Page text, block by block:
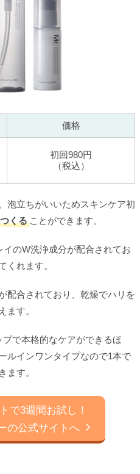
価格
初回980円
（税込）
泡立ちがいいためスキンケア初
くる ことができます。
のW洗浄成分が配合されてお
くれます。
配合されており、乾燥でハリを
ます。
で本格的なケアができるほ
ルインワンタイプなので1本で
ます。
で3週間お試し！
の公式サイトへ